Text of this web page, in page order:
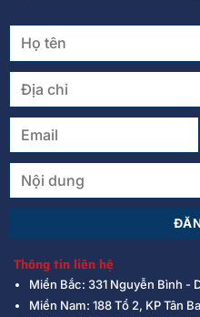
Thông tin liên hệ
Miền Bắc: 331 Nguyễn Bình -
Miền Nam: 188 Tổ 2, KP Tân